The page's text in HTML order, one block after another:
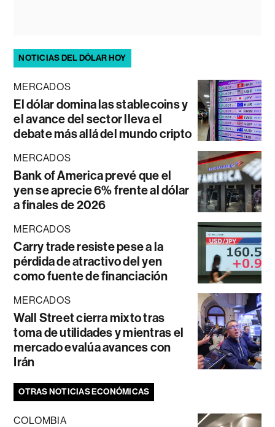
NOTICIAS DEL DÓLAR HOY
MERCADOS
El dólar domina las stablecoins y
el avance del sector lleva el
debate más allá del mundo cripto
MERCADOS
Bank of America prevé que el
yen se aprecie 6% frente al dólar
a finales de 2026
MERCADOS
Carry trade resiste pese a la
pérdida de atractivo del yen
como fuente de financiación
MERCADOS
Wall Street cierra mixto tras
toma de utilidades y mientras el
mercado evalúa avances con
Irán
OTRAS NOTICIAS ECONÓMICAS
COLOMBIA